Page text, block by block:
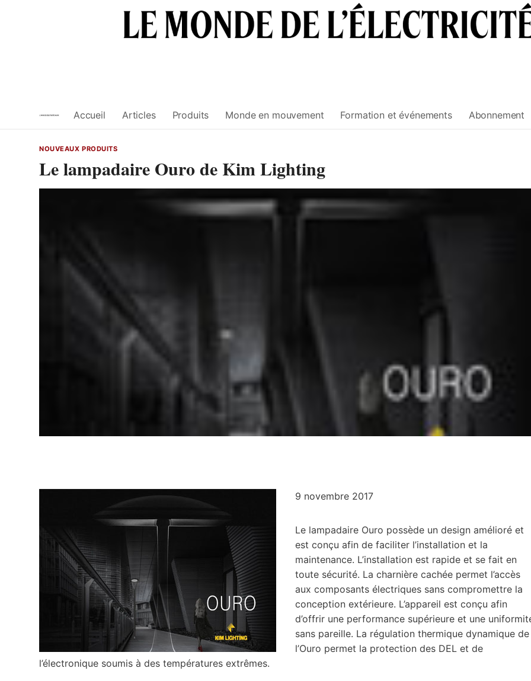
Accueil Articles Produits Monde en mouvement Formation et événements Abonnement
NOUVEAUX PRODUITS
Le lampadaire Ouro de Kim Lighting
9 novembre 2017
Le lampadaire Ouro possède un design amélioré et
est conçu afin de faciliter l’installation et la
maintenance. L’installation est rapide et se fait en
toute sécurité. La charnière cachée permet l’accès
aux composants électriques sans compromettre la
conception extérieure. L’appareil est conçu afin
d’offrir une performance supérieure et une
sans pareille. La régulation thermique dynamique de
l’Ouro permet la protection des DEL et de
l’électronique soumis à des températures extrêmes.